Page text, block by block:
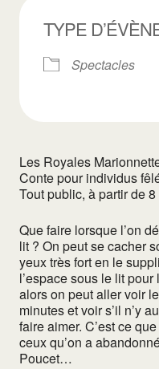
TYPE
Spectacles
Les Royales
Conte pour individus
Tout public, à partir de
Que faire lorsque l’on
lit ? On peut se cacher
yeux très fort en le
l’espace sous le lit pour
alors on peut aller voir
minutes et voir s’il n’y
faire aimer. C’est ce
ceux qu’on a
Poucet…